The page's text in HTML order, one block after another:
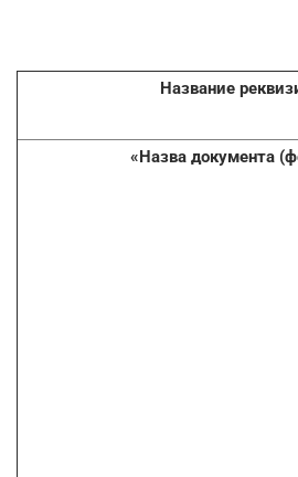
Название
«Назва документа